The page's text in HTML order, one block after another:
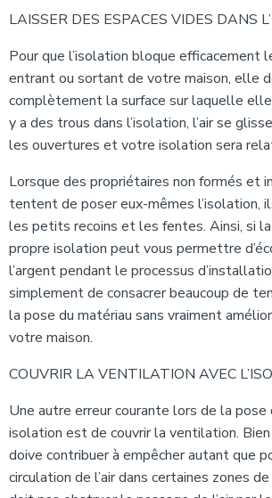
LAISSER DES ESPACES VIDES DANS
Pour que l’isolation bloque efficacement
entrant ou sortant de votre maison, elle
complètement la surface sur laquelle
y a des trous dans l’isolation, l’air se
les ouvertures et votre isolation sera
Lorsque des propriétaires non formés et
tentent de poser eux-mêmes l’isolation,
les petits recoins et les fentes. Ainsi, si
propre isolation peut vous permettre
l’argent pendant le processus
simplement de consacrer beaucoup de
la pose du matériau sans vraiment
votre maison.
COUVRIR LA VENTILATION AVEC
Une autre erreur courante lors de la
isolation est de couvrir la ventilation. Bien
doive contribuer à empêcher autant que
circulation de l’air dans certaines zones